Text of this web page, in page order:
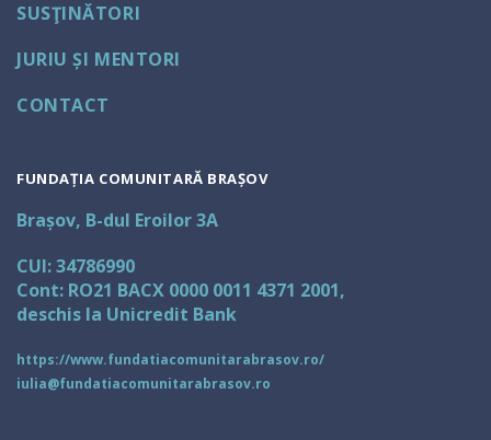
SUSŢINĂTORI
JURIU ȘI MENTORI
CONTACT
FUNDAȚIA COMUNITARĂ BRAȘOV
Brașov, B-dul Eroilor 3A
CUI: 34786990
Cont: RO21 BACX 0000 0011 4371 2001,
deschis la Unicredit Bank
https://www.fundatiacomunitarabrasov.ro/
iulia@fundatiacomunitarabrasov.ro